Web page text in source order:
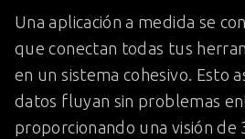
Una aplicación a medida se
que conectan todas tus
en un sistema cohesivo. Esto
datos fluyan sin problemas
proporcionando una visión de